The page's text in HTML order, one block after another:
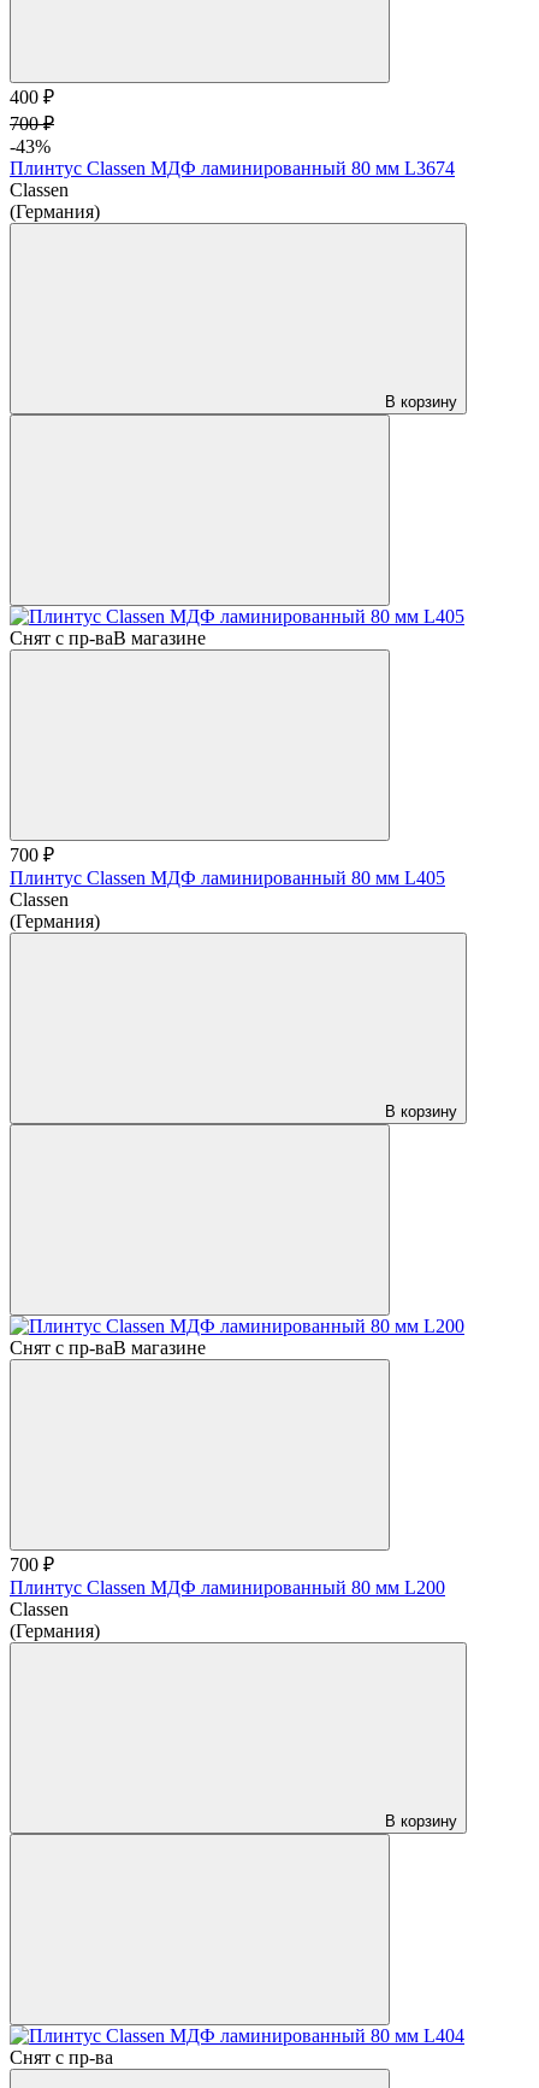
400 ₽
700 ₽
-43%
Плинтус Classen МДФ ламинированный 80 мм L3674
Classen
(Германия)
В корзину
Снят с пр-ваВ магазине
700 ₽
Плинтус Classen МДФ ламинированный 80 мм L405
Classen
(Германия)
В корзину
Снят с пр-ваВ магазине
700 ₽
Плинтус Classen МДФ ламинированный 80 мм L200
Classen
(Германия)
В корзину
Снят с пр-ва